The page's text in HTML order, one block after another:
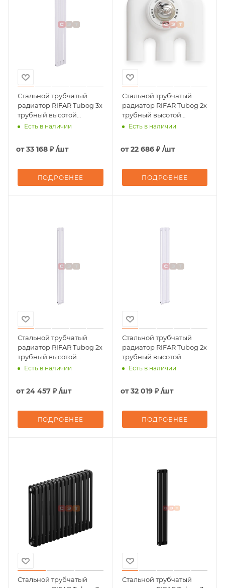
Стальной трубчатый
радиатор RIFAR Tubog 3х
трубный высотой
1800мм 06 секций
подключение - боковое
Есть в наличии
от33 168 ₽ /шт
ПОДРОБНЕЕ
Стальной трубчатый
радиатор RIFAR Tubog 2х
трубный высотой
1800мм 06 секций
подключение - боковое
Есть в наличии
от22 686 ₽ /шт
ПОДРОБНЕЕ
Стальной трубчатый
радиатор RIFAR Tubog 2х
трубный высотой
1800мм 04 секций
подключение - нижнее
одностороннее,
Есть в наличии
от24 457 ₽ /шт
ПОДРОБНЕЕ
Стальной трубчатый
радиатор RIFAR Tubog 2х
трубный высотой
1800мм 06 секций
подключение - нижнее
одностороннее,
Есть в наличии
от32 019 ₽ /шт
ПОДРОБНЕЕ
Стальной трубчатый
Стальной трубчатый